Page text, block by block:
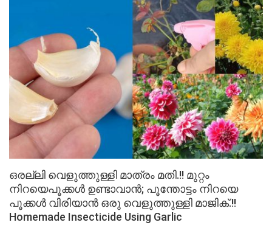
ഒരല്ലി വെളുത്തുള്ളി മാത്രം മതി.!! മുറ്റം
നിറയെപൂക്കൾ ഉണ്ടാവാൻ; പൂന്തോട്ടം നിറയെ
പൂക്കൾ വിരിയാൻ ഒരു വെളുത്തുള്ളി മാജിക്.!!
Homemade Insecticide Using Garlic